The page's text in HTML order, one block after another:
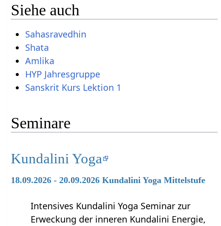
Siehe auch
Sahasravedhin
Shata
Amlika
HYP Jahresgruppe
Sanskrit Kurs Lektion 1
Seminare
Kundalini Yoga
18.09.2026 - 20.09.2026 Kundalini Yoga Mittelstufe
Intensives Kundalini Yoga Seminar zur
Erweckung der inneren Kundalini Energie,